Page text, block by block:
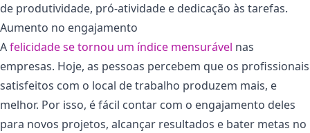
de produtividade, pró-atividade e dedicação às tarefas.
Aumento no engajamento
Afelicidade se tornou um índice mensurável nas
empresas. Hoje, as pessoas percebem que os profissionais
satisfeitos com o local de trabalho produzem mais, e
melhor. Por isso, é fácil contar com o engajamento deles
para novos projetos, alcançar resultados e bater metas no